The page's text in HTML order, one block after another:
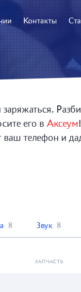
Контакты
его в Аксеум
ваш телефон и
8 Звук 8
ЗАПЧАСТЬ